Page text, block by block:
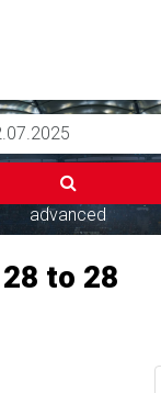
advanced
to 28